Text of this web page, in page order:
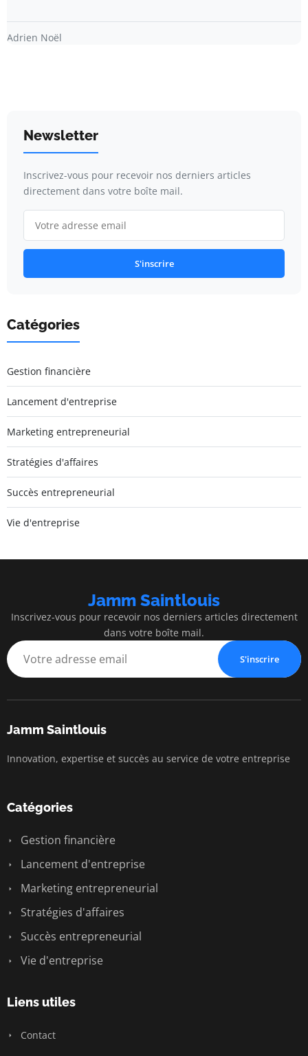
Adrien Noël
Newsletter
Inscrivez-vous pour recevoir nos derniers articles
directement dans votre boîte mail.
S'inscrire
Catégories
Gestion financière
Lancement d'entreprise
Marketing entrepreneurial
Stratégies d'affaires
Succès entrepreneurial
Vie d'entreprise
Jamm Saintlouis
Inscrivez-vous pour recevoir nos derniers articles directement
dans votre boîte mail.
S'inscrire
Jamm Saintlouis
Innovation, expertise et succès au service de votre entreprise
Catégories
Gestion financière
Lancement d'entreprise
Marketing entrepreneurial
Stratégies d'affaires
Succès entrepreneurial
Vie d'entreprise
Liens utiles
Contact